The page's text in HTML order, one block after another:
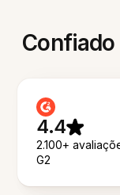
4.4
2.100+
G2